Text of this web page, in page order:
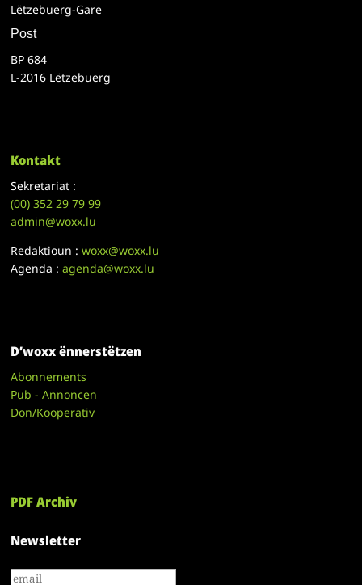
Lëtzebuerg-Gare
Post
BP 684
L-2016 Lëtzebuerg
Kontakt
Sekretariat :
(00)352 29 79 99
admin@woxx.lu
Redaktioun :woxx@woxx.lu
Agenda :agenda@woxx.lu
D’woxx ënnerstëtzen
Abonnements
Pub - Annoncen
Don/Kooperativ
PDF Archiv
Newsletter